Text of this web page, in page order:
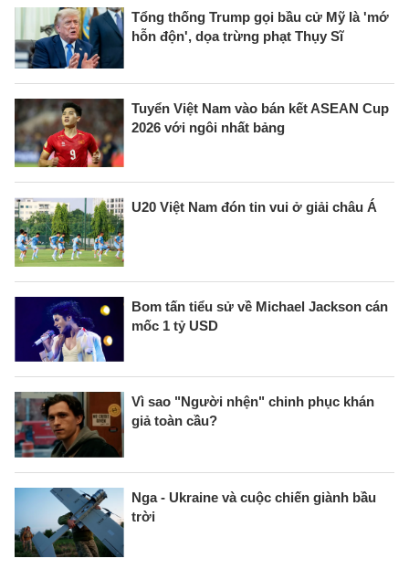
Tổng thống Trump gọi bầu cử Mỹ là 'mớ
hỗn độn', dọa trừng phạt Thụy Sĩ
Tuyển Việt Nam vào bán kết ASEAN Cup
2026 với ngôi nhất bảng
U20 Việt Nam đón tin vui ở giải châu Á
Bom tấn tiểu sử về Michael Jackson cán
mốc 1 tỷ USD
Vì sao "Người nhện" chinh phục khán
giả toàn cầu?
Nga - Ukraine và cuộc chiến giành bầu
trời